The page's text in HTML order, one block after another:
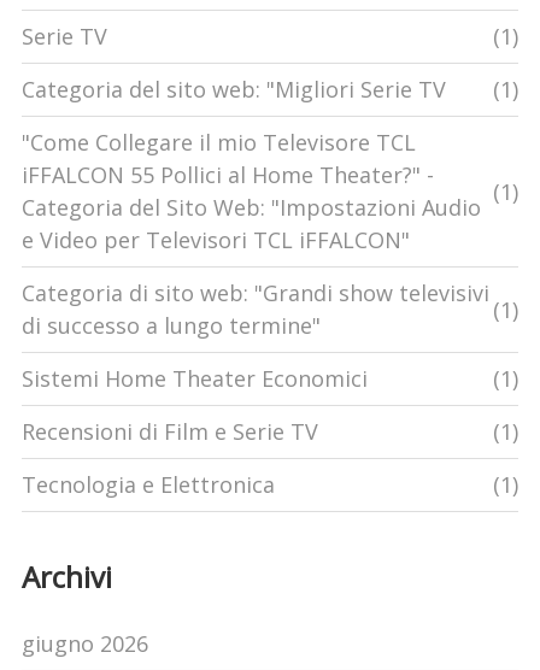
Serie TV
(1)
Categoria del sito web: "Migliori Serie TV
(1)
"Come Collegare il mio Televisore TCL
iFFALCON 55 Pollici al Home Theater?" -
Categoria del Sito Web: "Impostazioni Audio
e Video per Televisori TCL iFFALCON"
(1)
Categoria di sito web: "Grandi show televisivi
di successo a lungo termine"
(1)
Sistemi Home Theater Economici
(1)
Recensioni di Film e Serie TV
(1)
Tecnologia e Elettronica
(1)
Archivi
giugno 2026